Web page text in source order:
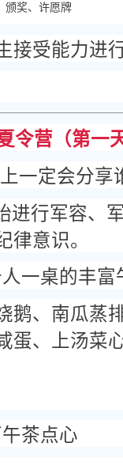
颁奖、许愿牌
接受能力进
令营（第一
一定会分享
进行军容、
律意识。
一桌的丰富
鹅、南瓜蒸
蛋、上汤菜
茶点心